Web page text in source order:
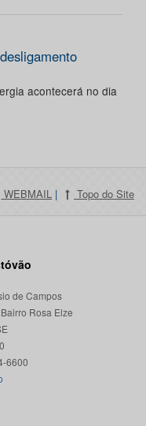
acontecerá no dia
WEBMAIL | Topo do Site
de Campos
Rosa Elze